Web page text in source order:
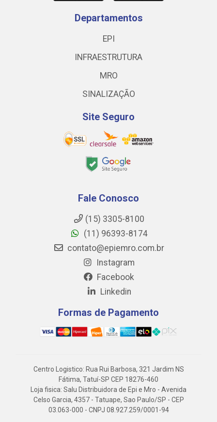
Departamentos
EPI
INFRAESTRUTURA
MRO
SINALIZAÇÃO
Site Seguro
Fale Conosco
(15) 3305-8100
(11) 96393-8174
contato@epiemro.com.br
Instagram
Facebook
Linkedin
Formas de Pagamento
Centro Logistico: Rua Rui Barbosa, 321 Jardim NS
Fátima, Tatuí-SP CEP 18276-460
Loja fisica: Salu Distribuidora de Epi e Mro - Avenida
Celso Garcia, 4357 - Tatuape, Sao Paulo/SP - CEP
03.063-000 - CNPJ 08.927.259/0001-94